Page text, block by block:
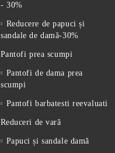
- 30%
Reducere de papuci și
sandale de damă-30%
Pantofi prea scumpi
Pantofi de dama prea
scumpi
Pantofi barbatesti reevaluati
Reduceri de vară
Papuci și sandale damă